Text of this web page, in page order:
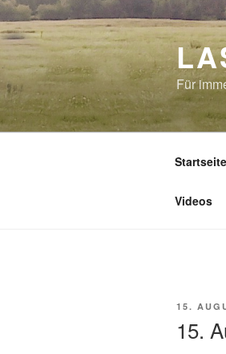
Zum
Inhalt
springen
Für
Startseite
Videos
15.
15.